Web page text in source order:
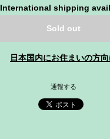
International shipping
Sold out
日本国内にお住まいの方
通報する